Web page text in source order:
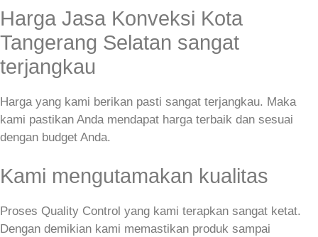
Harga Jasa Konveksi Kota
Tangerang Selatan sangat
terjangkau
Harga yang kami berikan pasti sangat terjangkau. Maka
kami pastikan Anda mendapat harga terbaik dan sesuai
dengan budget Anda.
Kami mengutamakan kualitas
Proses Quality Control yang kami terapkan sangat ketat.
Dengan demikian kami memastikan produk sampai